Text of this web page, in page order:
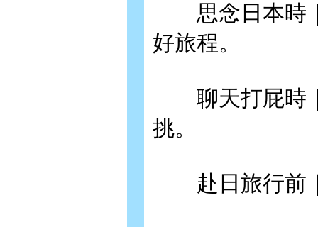
思念日本時｜
好旅程。
聊天打屁時｜
挑。
赴日旅行前｜